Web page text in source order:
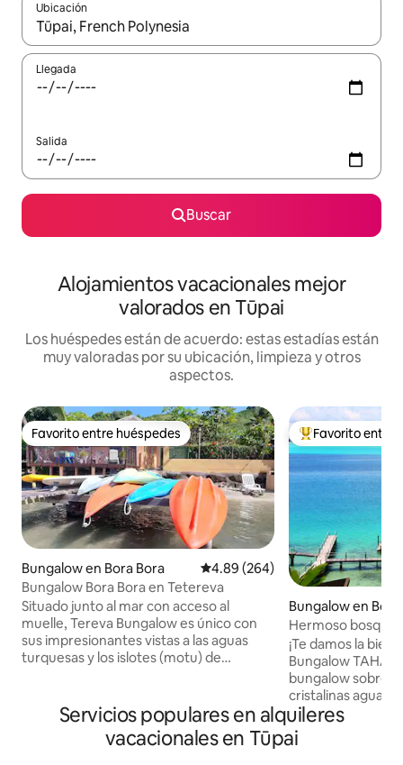
Ubicación
Cuando los resultados estén disponibles, navega con las
Llegada
Salida
Buscar
Alojamientos vacacionales mejor
valorados en Tūpai
Los huéspedes están de acuerdo: estas estadías están
muy valoradas por su ubicación, limpieza y otros
aspectos.
Favorito entre huéspedes
Favorito entre huéspedes
Bungalow en Bora Bora Calificación promedio: 4.89 de
4.89 (264)
Bungalow Bora Bora en Tetereva
Situado junto al mar con acceso al
muelle, Tereva Bungalow es único con
sus impresionantes vistas a las aguas
turquesas y los islotes (motu) de
practicar esnórquel accesibles en kayak.
Garantizamos los traslados al check in y
out (con parada en el supermercado)
Favorito entre
Favorito entre
Bungalow en
Hermoso bosque
Bora.
¡Te damos la
Bungalow
bungalow sobre
cristalinas aguas
Bora Bora y
sol románticas,
privacidad, lo que
Servicios populares en alquileres
vacacionales en Tūpai